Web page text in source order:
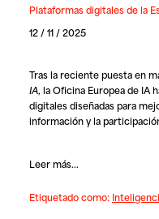
Plataformas digitales de la
12 / 11 / 2025
Tras la reciente puesta en
IA, la Oficina Europea de IA
digitales diseñadas para
información y la
Leer más...
Etiquetado como: